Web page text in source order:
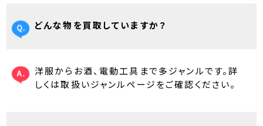
どんな物を買取していますか？
洋服からお酒、電動工具まで多ジャンルです。詳
しくは取扱いジャンルページをご確認ください。